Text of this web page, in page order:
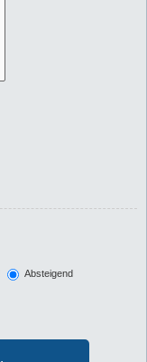
Absteigend